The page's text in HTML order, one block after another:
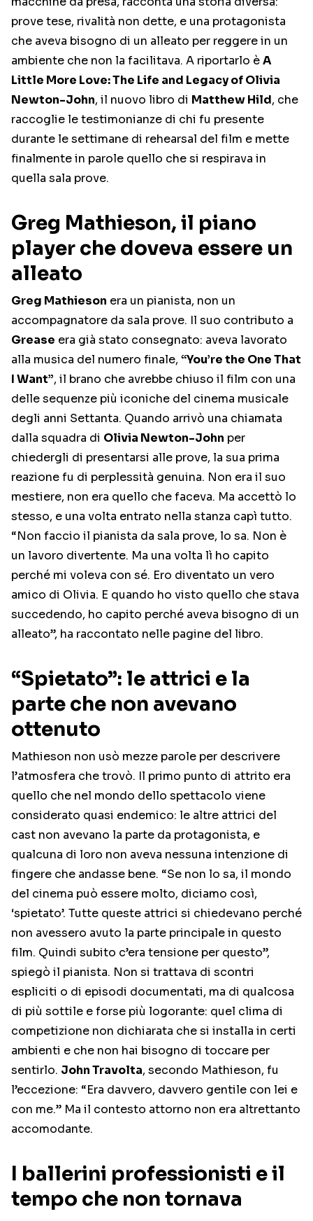
prove tese, rivalità non dette, e una protagonista
che aveva bisogno di un alleato per reggere in un
ambiente che non la facilitava. A riportarlo èA
Little More Love: The Life and Legacy of Olivia
Newton-John, il nuovo libro di Matthew Hild, che
raccoglie le testimonianze di chi fu presente
durante le settimane di rehearsal del film e mette
finalmente in parole quello che si respirava in
quella sala prove.
Greg Mathieson, il piano
player che doveva essere un
alleato
Greg Mathieson era un pianista, non un
accompagnatore da sala prove. Il suo contributo a
Grease era già stato consegnato: aveva lavorato
alla musica del numero finale, “You’re the One That
I Want”, il brano che avrebbe chiuso il film con una
delle sequenze più iconiche del cinema musicale
degli anni Settanta. Quando arrivò una chiamata
dalla squadra di Olivia Newton-John per
chiedergli di presentarsi alle prove, la sua prima
reazione fu di perplessità genuina. Non era il suo
mestiere, non era quello che faceva. Ma accettò lo
stesso, e una volta entrato nella stanza capì tutto.
“Non faccio il pianista da sala prove, lo sa. Non è
un lavoro divertente. Ma una volta lì ho capito
perché mi voleva con sé. Ero diventato un vero
amico di Olivia. E quando ho visto quello che stava
succedendo, ho capito perché aveva bisogno di un
alleato”, ha raccontato nelle pagine del libro.
“Spietato”: le attrici e la
parte che non avevano
ottenuto
Mathieson non usò mezze parole per descrivere
l’atmosfera che trovò. Il primo punto di attrito era
quello che nel mondo dello spettacolo viene
considerato quasi endemico: le altre attrici del
cast non avevano la parte da protagonista, e
qualcuna di loro non aveva nessuna intenzione di
fingere che andasse bene. “Se non lo sa, il mondo
del cinema può essere molto, diciamo così,
‘spietato’. Tutte queste attrici si chiedevano perché
non avessero avuto la parte principale in questo
film. Quindi subito c’era tensione per questo”,
spiegò il pianista. Non si trattava di scontri
espliciti o di episodi documentati, ma di qualcosa
di più sottile e forse più logorante: quel clima di
competizione non dichiarata che si installa in certi
ambienti e che non hai bisogno di toccare per
sentirlo. John Travolta, secondo Mathieson, fu
l’eccezione: “Era davvero, davvero gentile con lei e
con me.” Ma il contesto attorno non era altrettanto
accomodante.
I ballerini professionisti e il
tempo che non tornava